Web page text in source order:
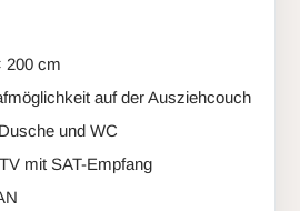
200 cm
auf der Ausziehcouch
und WC
mit SAT-Empfang